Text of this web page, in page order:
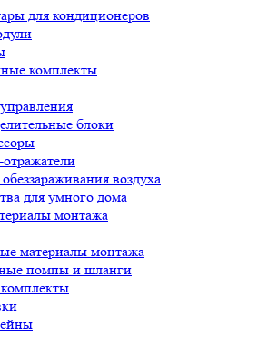
для кондиционеров
комплекты
блоки
воздуха
для умного дома
монтажа
материалы монтажа
помпы и шланги